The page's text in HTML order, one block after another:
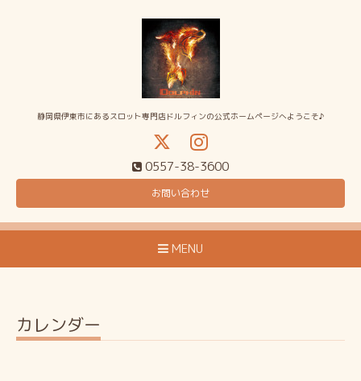
静岡県伊東市にあるスロット専門店ドルフィンの公式ホームページへようこそ♪
0557-38-3600
お問い合わせ
MENU
カレンダー